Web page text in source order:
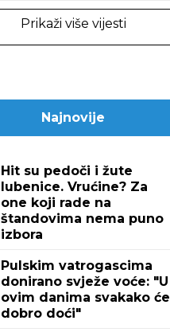
Prikaži više vijesti
Najnovije
Hit su pedoči i žute
lubenice. Vrućine? Za
one koji rade na
štandovima nema puno
izbora
Pulskim vatrogascima
donirano svježe voće: "U
ovim danima svakako će
dobro doći"